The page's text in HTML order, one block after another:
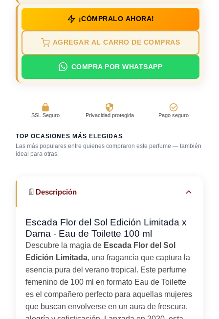
¡CÓMPRALO AHORA!
AGREGAR AL CARRO DE COMPRAS
COMPRA POR WHATSAPP
SSL Seguro Privacidad protegida Pago seguro
TOP OCASIONES MÁS ELEGIDAS
Las más populares entre quienes compraron este perfume — también
ideal para otras.
Bar / cocteles
Salida casual de
📄 Descripción
Escada Flor del Sol Edición Limitada x
Dama - Eau de Toilette 100 ml
Descubre la magia de Escada Flor del Sol
Edición Limitada, una fragancia que captura la
esencia pura del verano tropical. Este perfume
femenino de 100 ml en formato Eau de Toilette
es el compañero perfecto para aquellas mujeres
que buscan envolverse en un aura de frescura,